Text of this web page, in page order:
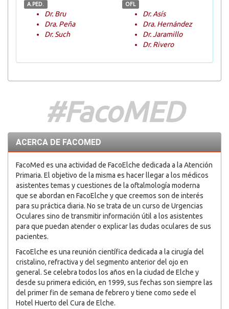
A.PED.
Dr. Bru
Dra. Peña
Dr. Such
OFL
Dr. Asís
Dra. Hernández
Dr. Jaramillo
Dr. Rivero
#FacoMED
ACERCA DE FACOMED
FacoMed es una actividad de FacoElche dedicada a la Atención
Primaria. El objetivo de la misma es hacer llegar a los médicos
asistentes temas y cuestiones de la oftalmología moderna
que se abordan en FacoElche y que creemos son de interés
para su práctica diaria. No se trata de un curso de Urgencias
Oculares sino de transmitir información útil a los asistentes
para que puedan atender o explicar las dudas oculares de sus
pacientes.
FacoElche es una reunión científica dedicada a la cirugía del
cristalino, refractiva y del segmento anterior del ojo en
general. Se celebra todos los años en la ciudad de Elche y
desde su primera edición, en 1999, sus fechas son siempre las
del primer fin de semana de febrero y tiene como sede el
Hotel Huerto del Cura de Elche.